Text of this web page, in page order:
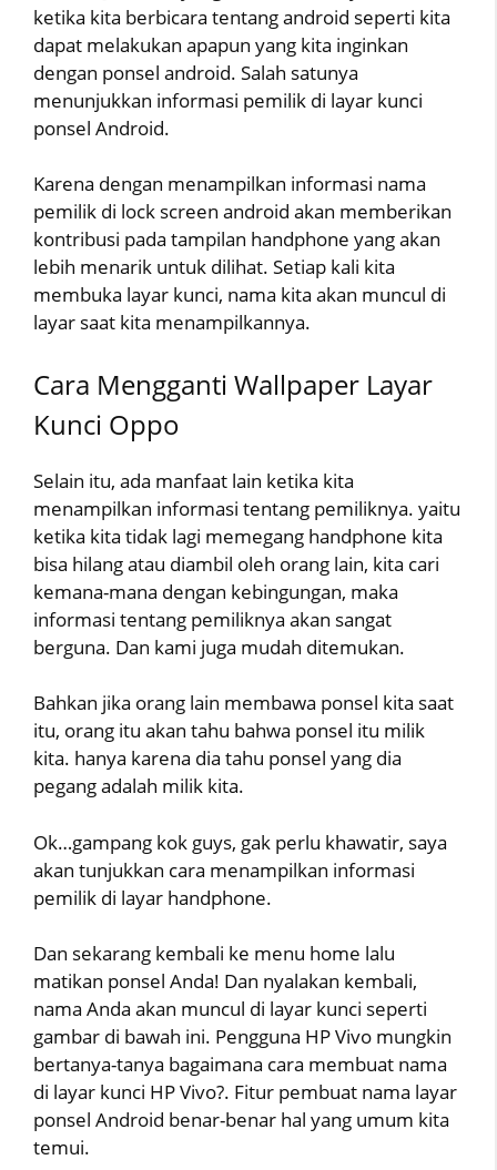
ketika kita berbicara tentang android seperti kita
dapat melakukan apapun yang kita inginkan
dengan ponsel android. Salah satunya
menunjukkan informasi pemilik di layar kunci
ponsel Android.
Karena dengan menampilkan informasi nama
pemilik di lock screen android akan memberikan
kontribusi pada tampilan handphone yang akan
lebih menarik untuk dilihat. Setiap kali kita
membuka layar kunci, nama kita akan muncul di
layar saat kita menampilkannya.
Cara Mengganti Wallpaper Layar
Kunci Oppo
Selain itu, ada manfaat lain ketika kita
menampilkan informasi tentang pemiliknya. yaitu
ketika kita tidak lagi memegang handphone kita
bisa hilang atau diambil oleh orang lain, kita cari
kemana-mana dengan kebingungan, maka
informasi tentang pemiliknya akan sangat
berguna. Dan kami juga mudah ditemukan.
Bahkan jika orang lain membawa ponsel kita saat
itu, orang itu akan tahu bahwa ponsel itu milik
kita. hanya karena dia tahu ponsel yang dia
pegang adalah milik kita.
Ok…gampang kok guys, gak perlu khawatir, saya
akan tunjukkan cara menampilkan informasi
pemilik di layar handphone.
Dan sekarang kembali ke menu home lalu
matikan ponsel Anda! Dan nyalakan kembali,
nama Anda akan muncul di layar kunci seperti
gambar di bawah ini. Pengguna HP Vivo mungkin
bertanya-tanya bagaimana cara membuat nama
di layar kunci HP Vivo?. Fitur pembuat nama layar
ponsel Android benar-benar hal yang umum kita
temui.